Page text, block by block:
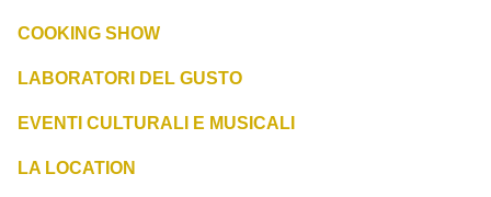
COOKING SHOW
LABORATORI DEL GUSTO
EVENTI CULTURALI E MUSICALI
LA LOCATION